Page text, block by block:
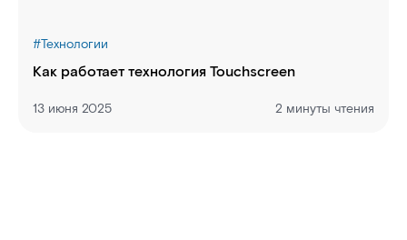
#Технологии
Как работает технология Touchscreen
13 июня 2025 2 минуты чтения